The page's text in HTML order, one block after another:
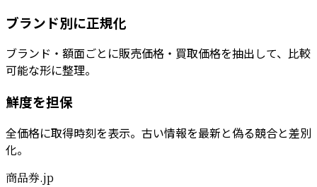
ブランド別に正規化
ブランド・額面ごとに販売価格・買取価格を抽出して、比較
可能な形に整理。
鮮度を担保
全価格に取得時刻を表示。古い情報を最新と偽る競合と差別
化。
商品券.jp